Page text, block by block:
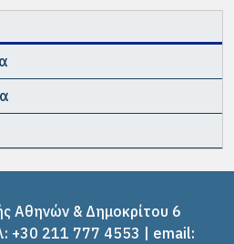
Αθηνών & Δημοκρίτου 6
+30 211 777 4553 | email: